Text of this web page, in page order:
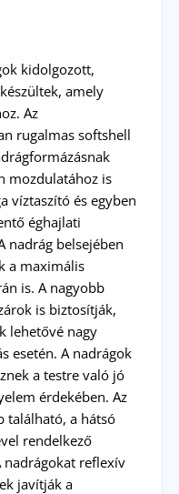
kidolgozott,
amely
Az
rugalmas softshell
mozdulatához is
víztaszító és egyben
éghajlati
nadrág belsejében
a maximális
is. A nagyobb
is biztosítják,
lehetővé nagy
esetén. A nadrágok
a testre való jó
érdekében. Az
található, a hátsó
rendelkező
nadrágokat reflexív
javítják a